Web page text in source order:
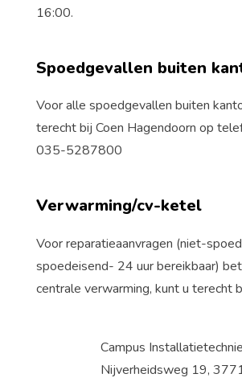
16:00.
Spoedgevallen buiten
Vooralle spoedgevallen buiten
terecht bij Coen Hagendoorn op
035-5287800
Verwarming/cv-ketel
Voor reparatieaanvragen (niet-
spoedeisend- 24 uur bereikbaar)
centrale verwarming, kunt u terecht
Campus
Nijverheidsweg 19,